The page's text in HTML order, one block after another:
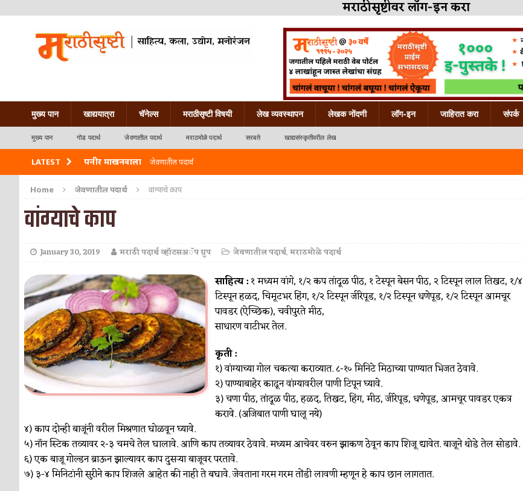
मराठीसृष्टीवर लॉग-इन करा
मुख्य पान खाद्ययात्रा चॅनेल्स मराठीसृष्टी विषयी लेख व्यवस्थापन लेखक नोंदणी लॉग-इन जाहिरात करा संपर्क
मुख्य पान गोड पदार्थ जेवणातील पदार्थ मराठमोळे पदार्थ सरबते खाद्यसंस्कृतीवरील लेख
LATEST पनीर माखनवाला जेवणातील पदार्थ
पावभाजी जेवणातील पदार्थ
इडली नाश्त्याचे पदार्थ
Home जेवणातील पदार्थ वांग्याचे काप
वांग्याचे काप
January 30, 2019 मराठी पदार्थ व्हॉटसअॅप ग्रुप जेवणातील पदार्थ,मराठमोळे पदार्थ
साहित्य :१ मध्यम वांगे, १/२ कप तांदूळ पीठ, १ टेस्पून बेसन पीठ, २ टिस्पून लाल तिखट, १/४
टिस्पून हळद, चिमूटभर हिंग, १/२ टिस्पून जीरेपूड, १/२ टिस्पून धणेपूड, १/२ टिस्पून आमचूर
पावडर (ऐच्छिक), चवीपुरते मीठ,
साधारण वाटीभर तेल.
कृती :
१) वांग्याच्या गोल चकत्या कराव्यात. ८-१० मिनिटे मिठाच्या पाण्यात भिजत ठेवावे.
२) पाण्याबाहेर काढून वांग्यावरील पाणी टिपून घ्यावे.
३) चणा पीठ, तांदूळ पीठ, हळद, तिखट, हिंग, मीठ, जीरेपूड, धणेपूड, आमचूर पावडर एकत्र
करावे. (अजिबात पाणी घालू नये)
४) काप दोन्ही बाजूंनी वरील मिश्रणात घोळवून घ्यावे.
५) नॉन स्टिक तव्यावर २-३ चमचे तेल घालावे. आणि काप तव्यावर ठेवावे. मध्यम आचेवर वरुन झाकण ठेवून काप शिजू द्यावेत. बाजूने थोडे तेल सोडावे.
६) एक बाजू गोल्डन ब्राऊन झाल्यावर काप दुसर्‍या बाजूवर परतावे.
७) ३-४ मिनिटांनी सुरीने काप शिजले आहेत की नाही ते बघावे. जेवताना गरम गरम तोंडी लावणी म्हणून हे काप छान लागतात.